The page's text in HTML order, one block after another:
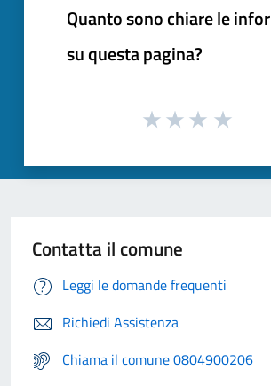
Quanto sono chiare le
su questa pagina?
Contatta il comune
Leggi le domande frequenti
Richiedi Assistenza
Chiama il comune 0804900206